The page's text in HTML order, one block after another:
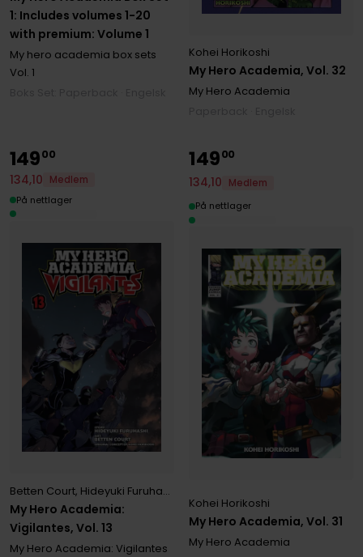
1: Includes volumes 1-20
with premium: Volume 1
My hero academia box sets
Vol. 1
My Hero Academia, Vol. 32
Kohei Horikoshi
My Hero Academia
My Hero Academia:
Vigilantes, Vol. 13
Betten Court, Hideyuki Furuhashi
My Hero Academia: Vigilantes
14900
134,10
Medlem
På nettlager
My Hero Academia, Vol. 31
Kohei Horikoshi
My Hero Academia
14900
134,10
Medlem
På nettlager